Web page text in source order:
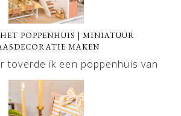
POPPENHUIS | MINIATUUR
MAKEN
toverde ik een poppenhuis van